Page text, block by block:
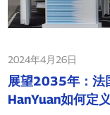
2024年4月26日
展望2035年：法
HanYuan如何定